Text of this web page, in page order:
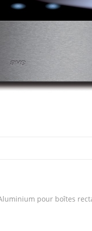
pour boîtes